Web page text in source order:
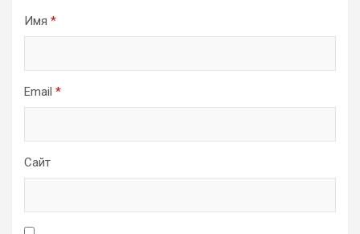
Имя *
Email *
Сайт